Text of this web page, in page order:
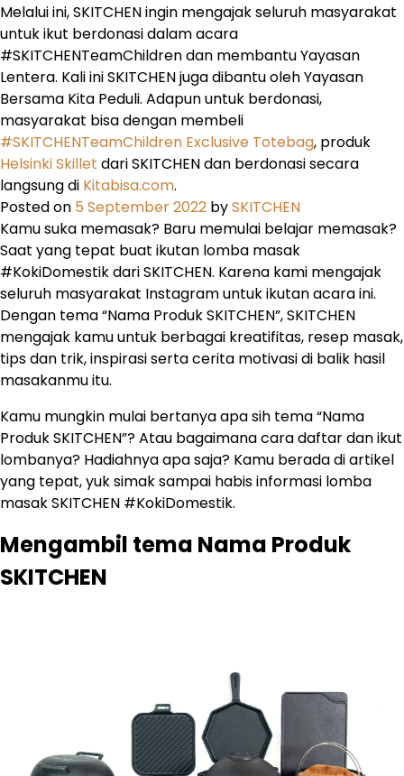
Melalui ini, SKITCHEN ingin mengajak seluruh masyarakat
untuk ikut berdonasi dalam acara
#SKITCHENTeamChildren dan membantu Yayasan
Lentera. Kali ini SKITCHEN juga dibantu oleh Yayasan
Bersama Kita Peduli. Adapun untuk berdonasi,
masyarakat bisa dengan membeli
#SKITCHENTeamChildren Exclusive Totebag, produk
Helsinki Skillet dari SKITCHEN dan berdonasi secara
langsung di Kitabisa.com.
Posted on 5 September 2022 bySKITCHEN
Kamu suka memasak? Baru memulai belajar memasak?
Saat yang tepat buat ikutan lomba masak
#KokiDomestik dari SKITCHEN. Karena kami mengajak
seluruh masyarakat Instagram untuk ikutan acara ini.
Dengan tema “Nama Produk SKITCHEN”, SKITCHEN
mengajak kamu untuk berbagai kreatifitas, resep masak,
tips dan trik, inspirasi serta cerita motivasi di balik hasil
masakanmu itu.
Kamu mungkin mulai bertanya apa sih tema “Nama
Produk SKITCHEN”? Atau bagaimana cara daftar dan ikut
lombanya? Hadiahnya apa saja? Kamu berada di artikel
yang tepat, yuk simak sampai habis informasi lomba
masak SKITCHEN #KokiDomestik.
Mengambil tema Nama Produk
SKITCHEN